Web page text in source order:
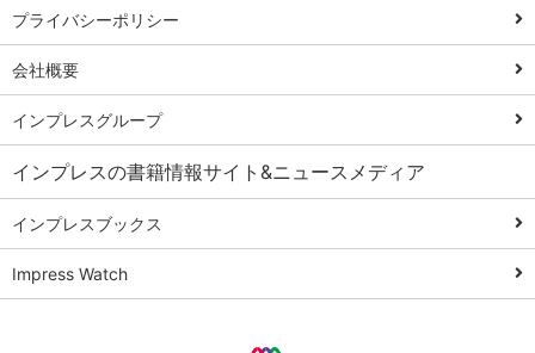
ではじめる業務
の完全自動化
AI議事録作成術
Windows 11
Q&A
Teams踏み込み
活用術
Excel講師の仕事
術
プライバシーポリシー
会社概要
インプレスグループ
インプレスの書籍情報サイト&ニュースメディア
インプレスブックス
Impress Watch